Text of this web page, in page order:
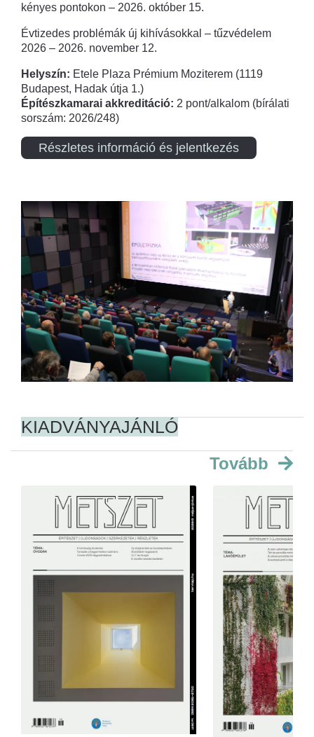
kényes pontokon – 2026. október 15.
Évtizedes problémák új kihívásokkal – tűzvédelem
2026 – 2026. november 12.
Helyszín: Etele Plaza Prémium Moziterem (1119
Budapest, Hadak útja 1.)
Építészkamarai akkreditáció: 2 pont/alkalom (bírálati
sorszám: 2026/248)
Részletes információ és jelentkezés
KIADVÁNYAJÁNLÓ
Tovább